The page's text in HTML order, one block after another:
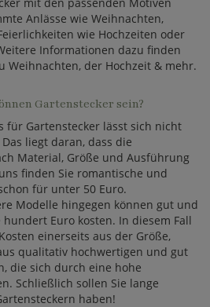
Anlässe wie Weihnachten,
wie Hochzeiten oder
Informationen dazu finden
Weihnachten, der Hochzeit & mehr.
Gartenstecker sein?
für Gartenstecker lässt sich nicht
liegt daran, dass die
Material, Größe und Ausführung
finden Sie romantische und
für unter 50 Euro.
Modelle hingegen können gut und
Euro kosten. In diesem Fall
einerseits aus der Größe,
qualitativ hochwertigen und gut
die sich durch eine hohe
Schließlich sollen Sie lange
haben!